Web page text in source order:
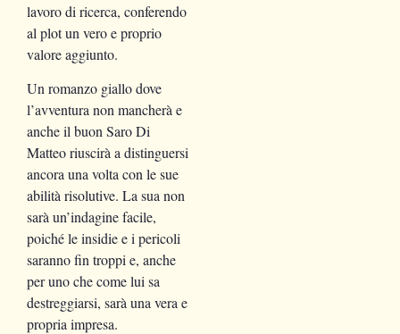
lavoro di ricerca, conferendo
al plot un vero e proprio
valore aggiunto.
Un romanzo giallo dove
l’avventura non mancherà e
anche il buon Saro Di
Matteo riuscirà a distinguersi
ancora una volta con le sue
abilità risolutive. La sua non
sarà un’indagine facile,
poiché le insidie e i pericoli
saranno fin troppi e, anche
per uno che come lui sa
destreggiarsi, sarà una vera e
propria impresa.